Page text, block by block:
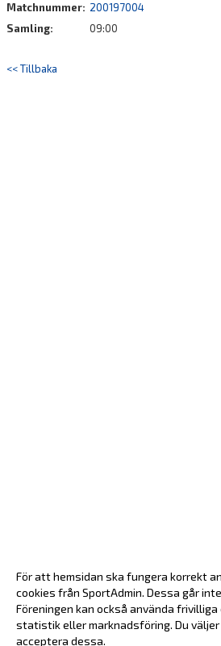
Matchnummer: 200197004
Samling:
09:00
<< Tillbaka
För att hemsidan ska fungera korrekt
cookies från SportAdmin. Dessa går
Föreningen kan också använda
statistik eller marknadsföring. Du väljer
acceptera dessa.